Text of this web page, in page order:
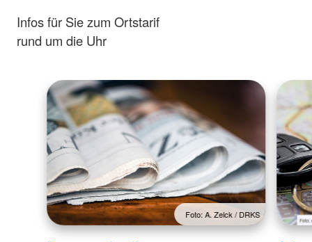
Infos für Sie zum Ortstarif
rund um die Uhr
Foto: A. Zelck / DRKS